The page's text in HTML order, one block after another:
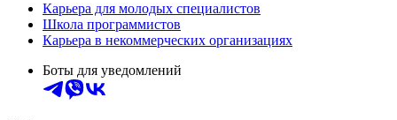
Карьера для молодых специалистов
Школа программистов
Карьера в некоммерческих организациях
Боты для уведомлений